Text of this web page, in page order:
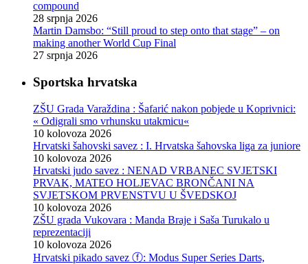
compound
28 srpnja 2026
Martin Damsbo: “Still proud to step onto that stage” – on
making another World Cup Final
27 srpnja 2026
Sportska hrvatska
ZŠU Grada Varaždina : Šafarić nakon pobjede u Koprivnici:
« Odigrali smo vrhunsku utakmicu«
10 kolovoza 2026
Hrvatski šahovski savez : I. Hrvatska šahovska liga za juniore
10 kolovoza 2026
Hrvatski judo savez : NENAD VRBANEC SVJETSKI
PRVAK, MATEO HOLJEVAC BRONČANI NA
SVJETSKOM PRVENSTVU U ŠVEDSKOJ
10 kolovoza 2026
ZŠU grada Vukovara : Manda Braje i Saša Turukalo u
reprezentaciji
10 kolovoza 2026
Hrvatski pikado savez ⓕ: Modus Super Series Darts,